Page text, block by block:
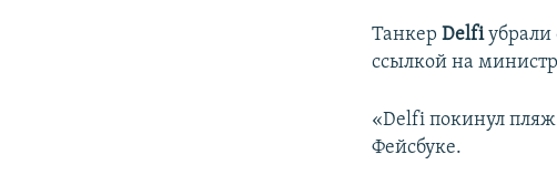
ТанкерDelfiубрали
ссылкой на
«Delfi покинул
Фейсбуке.